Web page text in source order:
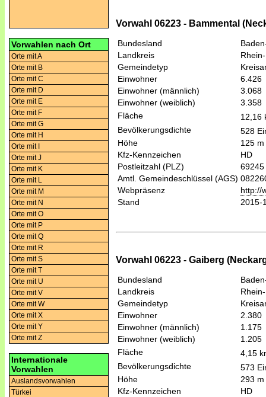
Vorwahlen nach Ort
Orte mit A
Orte mit B
Orte mit C
Orte mit D
Orte mit E
Orte mit F
Orte mit G
Orte mit H
Orte mit I
Orte mit J
Orte mit K
Orte mit L
Orte mit M
Orte mit N
Orte mit O
Orte mit P
Orte mit Q
Orte mit R
Orte mit S
Orte mit T
Orte mit U
Orte mit V
Orte mit W
Orte mit X
Orte mit Y
Orte mit Z
Internationale
Vorwahlen
Auslandsvorwahlen
Türkei
Vorwahl 06223 - Bammental
Bundesland
Landkreis
Gemeindetyp
Einwohner
6.426
Einwohner (männlich)
3.068
Einwohner (weiblich)
3.358
Fläche
12,16
Bevölkerungsdichte
528
Höhe
125
Kfz-Kennzeichen
HD
Postleitzahl (PLZ)
69245
Amtl. Gemeindeschlüssel (AGS)
Webpräsenz
http://
Stand
2015-
Vorwahl 06223 - Gaiberg
Bundesland
Landkreis
Gemeindetyp
Einwohner
2.380
Einwohner (männlich)
1.175
Einwohner (weiblich)
1.205
Fläche
4,15
Bevölkerungsdichte
573
Höhe
293
Kfz-Kennzeichen
HD